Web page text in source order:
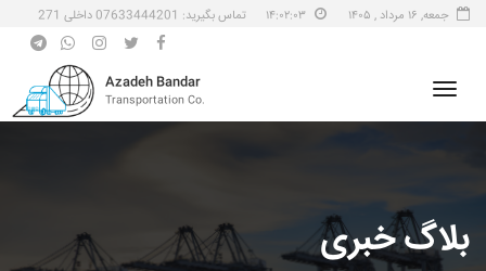
جمعه, ۱۶ مرداد , ۱۴۰۵ تماس بگیرید: 07633444201 داخلی 271
Azadeh Bandar
Transportation Co.
بلاگ خبری